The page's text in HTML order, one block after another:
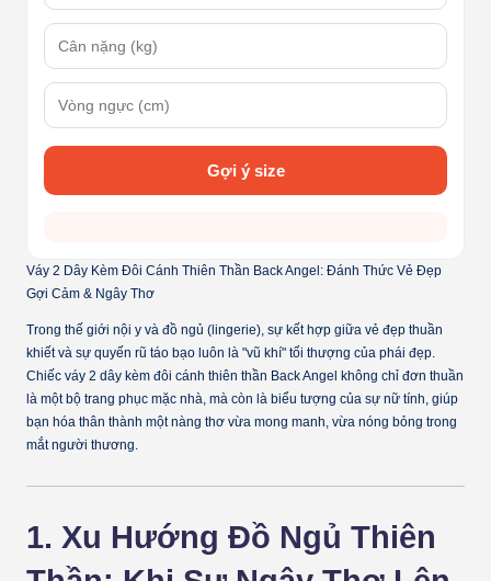
Gợi ý size
Váy 2 Dây Kèm Đôi Cánh Thiên Thần Back Angel: Đánh Thức Vẻ Đẹp
Gợi Cảm & Ngây Thơ
Trong thế giới nội y và đồ ngủ (lingerie), sự kết hợp giữa vẻ đẹp thuần
khiết và sự quyến rũ táo bạo luôn là "vũ khí" tối thượng của phái đẹp.
Chiếc váy 2 dây kèm đôi cánh thiên thần Back Angel
không chỉ đơn thuần
là một bộ trang phục mặc nhà, mà còn là biểu tượng của sự nữ tính, giúp
bạn hóa thân thành một nàng thơ vừa mong manh, vừa nóng bỏng trong
mắt người thương.
1. Xu Hướng Đồ Ngủ Thiên